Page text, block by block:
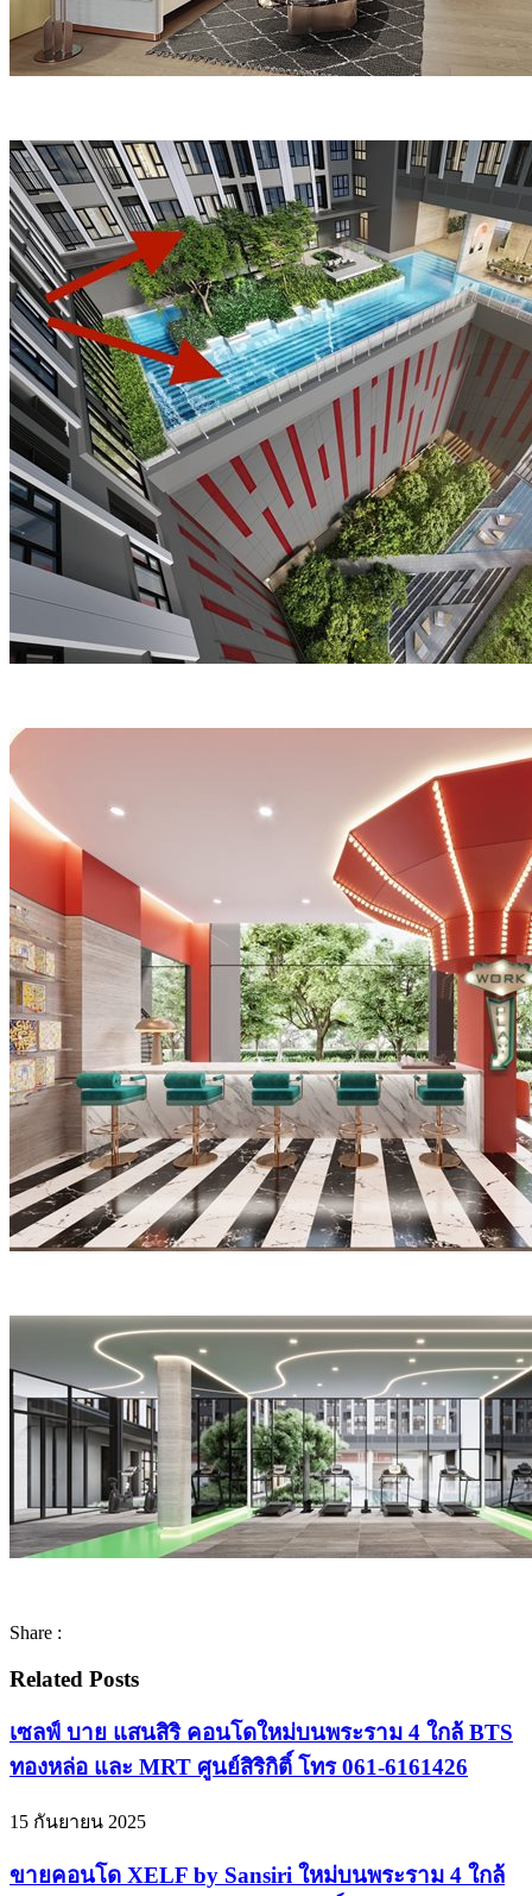
Share :
Related Posts
เซลฟ์ บาย แสนสิริ คอนโดใหม่บนพระราม 4 ใกล้ BTS
ทองหล่อ และ MRT ศูนย์สิริกิติ์ โทร 061-6161426
15 กันยายน 2025
ขายคอนโด XELF by Sansiri ใหม่บนพระราม 4 ใกล้